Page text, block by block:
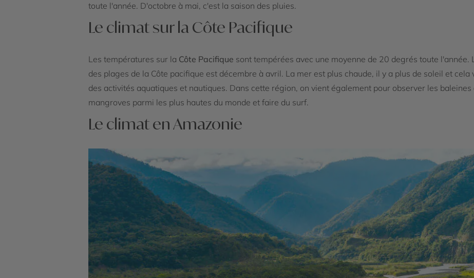
toute l'année. D'octobre à mai, c'est la saison des pluies.
Le climat sur la Côte Pacifique
Les températures sur la Côte Pacifique sont tempérées avec une moyenne de 20 degrés toute
des plages de la Côte pacifique est décembre à avril. La mer est plus chaude, il y a plus de soleil et
des activités aquatiques et nautiques. Dans cette région, on vient également pour observer les
mangroves parmi les plus hautes du monde et faire du surf.
Le climat en Amazonie